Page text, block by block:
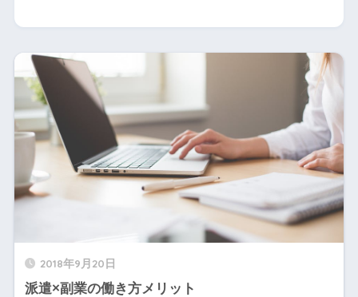
2018年9月20日
派遣×副業の働き方メリット